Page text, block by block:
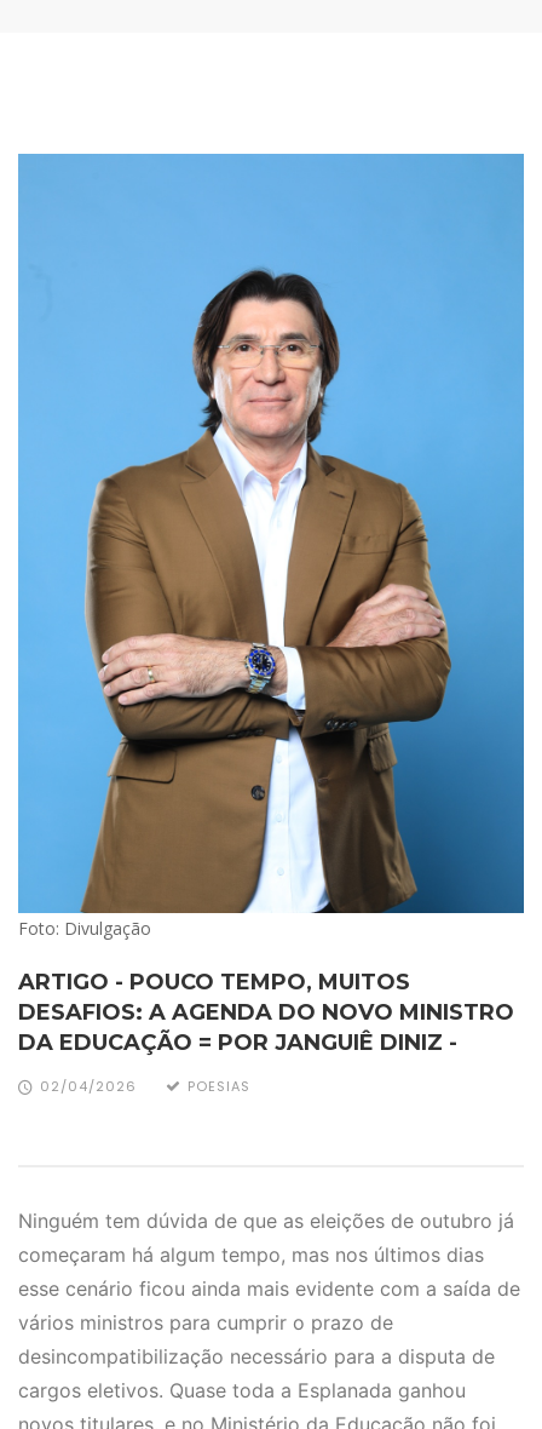
Foto: Divulgação
ARTIGO - POUCO TEMPO, MUITOS
DESAFIOS: A AGENDA DO NOVO MINISTRO
DA EDUCAÇÃO = POR JANGUIÊ DINIZ -
02/04/2026 POESIAS
Ninguém tem dúvida de que as eleições de outubro já
começaram há algum tempo, mas nos últimos dias
esse cenário ficou ainda mais evidente com a saída de
vários ministros para cumprir o prazo de
desincompatibilização necessário para a disputa de
cargos eletivos. Quase toda a Esplanada ganhou